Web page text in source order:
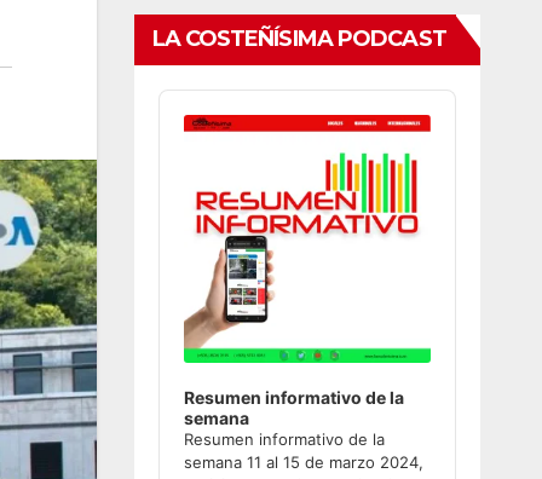
LA COSTEÑÍSIMA PODCAST
Audio
Player
Resumen informativo de la
semana
Resumen informativo de la
semana 11 al 15 de marzo 2024,